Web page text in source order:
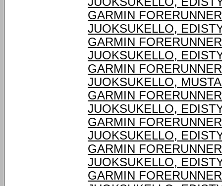
GARMIN
JUOKSUKELLO,
GARMIN
JUOKSUKELLO,
GARMIN
JUOKSUKELLO,
GARMIN
JUOKSUKELLO,
GARMIN
JUOKSUKELLO,
GARMIN
JUOKSUKELLO,
GARMIN